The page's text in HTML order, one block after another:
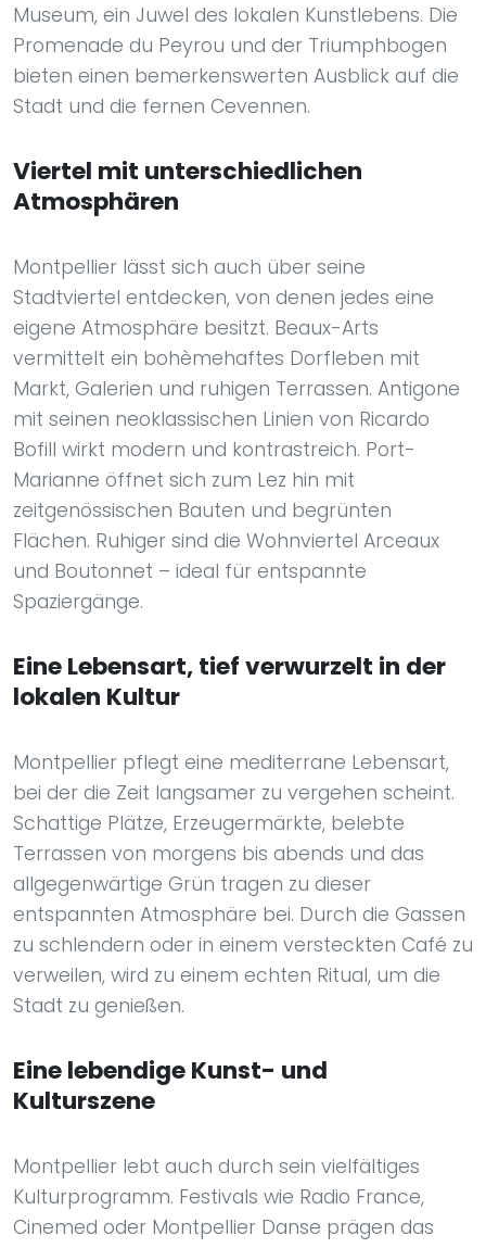
Museum, ein Juwel des lokalen Kunstlebens. Die
Promenade du Peyrou und der Triumphbogen
bieten einen bemerkenswerten Ausblick auf die
Stadt und die fernen Cevennen.
Viertel mit unterschiedlichen
Atmosphären
Montpellier lässt sich auch über seine
Stadtviertel entdecken, von denen jedes eine
eigene Atmosphäre besitzt. Beaux-Arts
vermittelt ein bohèmehaftes Dorfleben mit
Markt, Galerien und ruhigen Terrassen. Antigone
mit seinen neoklassischen Linien von Ricardo
Bofill wirkt modern und kontrastreich. Port-
Marianne öffnet sich zum Lez hin mit
zeitgenössischen Bauten und begrünten
Flächen. Ruhiger sind die Wohnviertel Arceaux
und Boutonnet – ideal für entspannte
Spaziergänge.
Eine Lebensart, tief verwurzelt in der
lokalen Kultur
Montpellier pflegt eine mediterrane Lebensart,
bei der die Zeit langsamer zu vergehen scheint.
Schattige Plätze, Erzeugermärkte, belebte
Terrassen von morgens bis abends und das
allgegenwärtige Grün tragen zu dieser
entspannten Atmosphäre bei. Durch die Gassen
zu schlendern oder in einem versteckten Café zu
verweilen, wird zu einem echten Ritual, um die
Stadt zu genießen.
Eine lebendige Kunst- und
Kulturszene
Montpellier lebt auch durch sein vielfältiges
Kulturprogramm. Festivals wie Radio France,
Cinemed oder Montpellier Danse prägen das